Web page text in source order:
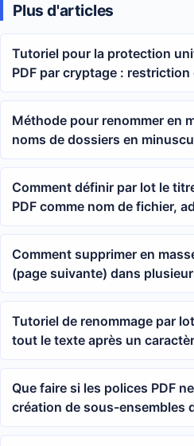
Plus d'articles
Tutoriel pour la protection
PDF par cryptage :
d'impression, de copie et
Méthode pour renommer en
noms de dossiers en
Comment définir par lot le
PDF comme nom de fichier,
des contrats, documents et
Comment supprimer en
(page suivante) dans
que la mise en page du docx
Tutoriel de renommage par
tout le texte après un
Que faire si les polices PDF
création de sous-ensembles
prévisualisation des fichiers